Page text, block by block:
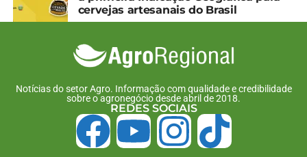
cervejas artesanais do Brasil
Notícias do setor Agro. Informação com qualidade e credibilidade
sobre o agronegócio desde abril de 2018.
REDES SOCIAIS